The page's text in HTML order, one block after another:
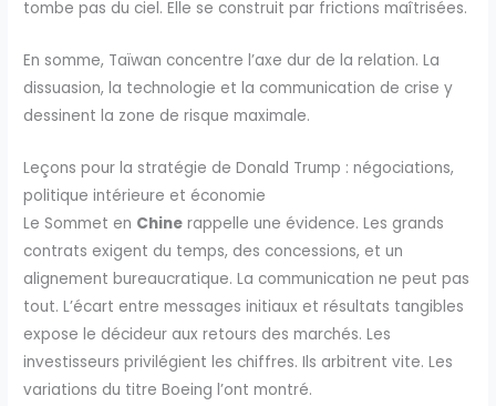
tombe pas du ciel. Elle se construit par frictions maîtrisées.
En somme, Taïwan concentre l’axe dur de la relation. La
dissuasion, la technologie et la communication de crise y
dessinent la zone de risque maximale.
Leçons pour la stratégie de Donald Trump : négociations,
politique intérieure et économie
Le Sommet en Chine rappelle une évidence. Les grands
contrats exigent du temps, des concessions, et un
alignement bureaucratique. La communication ne peut pas
tout. L’écart entre messages initiaux et résultats tangibles
expose le décideur aux retours des marchés. Les
investisseurs privilégient les chiffres. Ils arbitrent vite. Les
variations du titre Boeing l’ont montré.